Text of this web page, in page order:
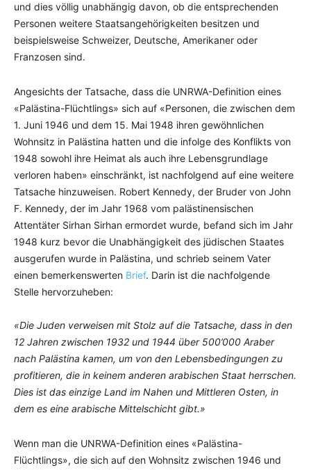
und dies völlig unabhängig davon, ob die entsprechenden
Personen weitere Staatsangehörigkeiten besitzen und
beispielsweise Schweizer, Deutsche, Amerikaner oder
Franzosen sind.
Angesichts der Tatsache, dass die UNRWA-Definition eines
«Palästina-Flüchtlings» sich auf «Personen, die zwischen dem
1. Juni 1946 und dem 15. Mai 1948 ihren gewöhnlichen
Wohnsitz in Palästina hatten und die infolge des Konflikts von
1948 sowohl ihre Heimat als auch ihre Lebensgrundlage
verloren haben» einschränkt, ist nachfolgend auf eine weitere
Tatsache hinzuweisen. Robert Kennedy, der Bruder von John
F. Kennedy, der im Jahr 1968 vom palästinensischen
Attentäter Sirhan Sirhan ermordet wurde, befand sich im Jahr
1948 kurz bevor die Unabhängigkeit des jüdischen Staates
ausgerufen wurde in Palästina, und schrieb seinem Vater
einen bemerkenswerten Brief. Darin ist die nachfolgende
Stelle hervorzuheben:
«Die Juden verweisen mit Stolz auf die Tatsache, dass in den
12 Jahren zwischen 1932 und 1944 über 500’000 Araber
nach Palästina kamen, um von den Lebensbedingungen zu
profitieren, die in keinem anderen arabischen Staat herrschen.
Dies ist das einzige Land im Nahen und Mittleren Osten, in
dem es eine arabische Mittelschicht gibt.»
Wenn man die UNRWA-Definition eines «Palästina-
Flüchtlings», die sich auf den Wohnsitz zwischen 1946 und